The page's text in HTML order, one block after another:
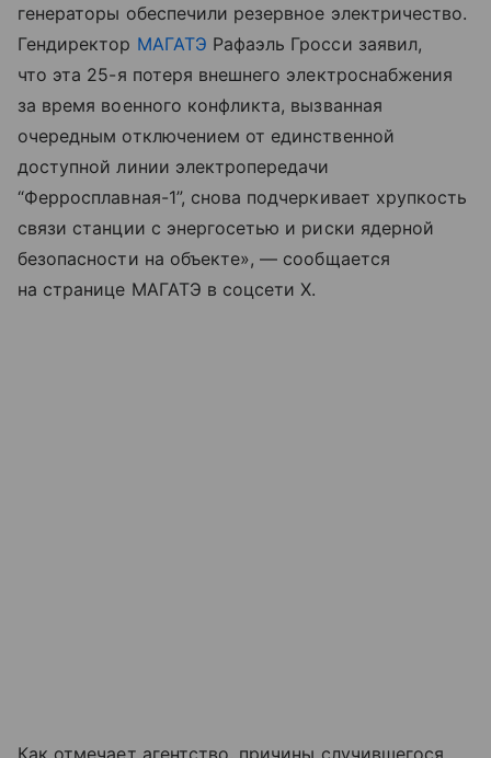
генераторы обеспечили резервное электричество.
Гендиректор МАГАТЭ Рафаэль Гросси заявил,
что эта 25-я потеря внешнего электроснабжения
за время военного конфликта, вызванная
очередным отключением от единственной
доступной линии электропередачи
“Ферросплавная-1”, снова подчеркивает хрупкость
связи станции с энергосетью и риски ядерной
безопасности на объекте», — сообщается
на странице МАГАТЭ в соцсети X.